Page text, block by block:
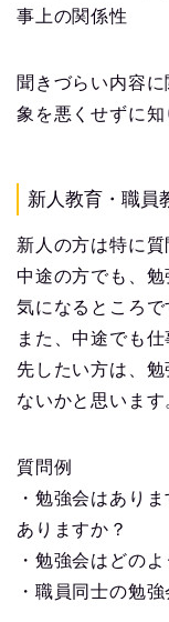
事上の関係性
聞きづらい内容
象を悪くせずに知
新人教育・職員
新人の方は特に質
中途の方でも、
気になるところで
また、中途でも
先したい方は、
ないかと思います
質問例
・勉強会はあり
ありますか？
・勉強会はどの
・職員同士の勉